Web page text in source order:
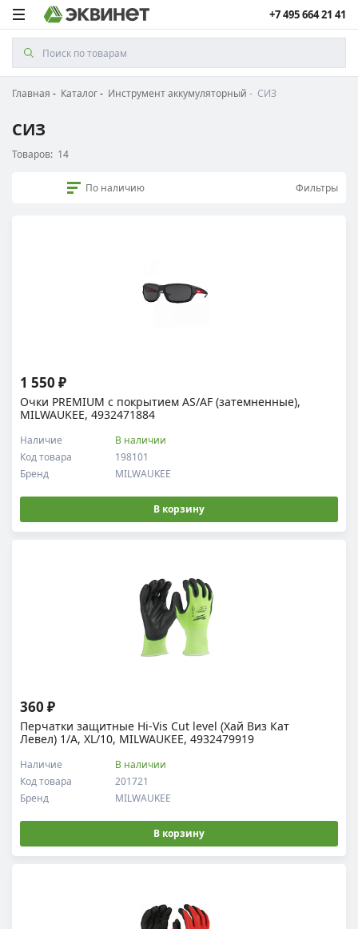
+7 495 664 21 41
Главная Каталог Инструмент аккумуляторный СИЗ
СИЗ
Товаров: 14
По наличию Фильтры
Очки PREMIUM с покрытием AS/AF (затемненные),
MILWAUKEE, 4932471884
Код товара 198101
Наличие В наличии
Бренд MILWAUKEE
1 550 ₽
В корзину
Перчатки защитные Hi-Vis Cut level (Хай Виз Кат
Левел) 1/A, XL/10, MILWAUKEE, 4932479919
Код товара 201721
Наличие В наличии
Бренд MILWAUKEE
360 ₽
В корзину